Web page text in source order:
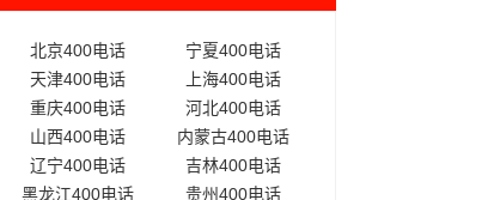
北京400电话
宁夏400电话
天津400电话
上海400电话
重庆400电话
河北400电话
山西400电话
内蒙古400电话
辽宁400电话
吉林400电话
黑龙江400电话
贵州400电话